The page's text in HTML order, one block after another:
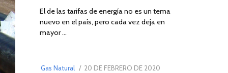
DE
2022
El de las tarifas de energía no es un tema
nuevo en el país, pero cada vez deja en
mayor …
Gas Natural
POSTED
20 DE FEBRERO DE 2020